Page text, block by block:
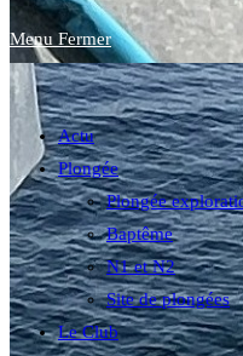
search
Menu Fermer
Actu
Plongée
Plongée
Baptême
N1 et N2
Site de plongées
Le Club